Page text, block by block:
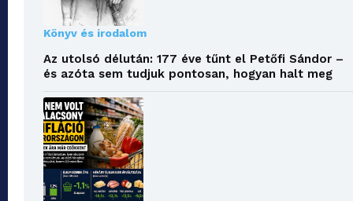
Könyv és irodalom
Az utolsó délután: 177 éve tűnt el Petőfi Sándor –
és azóta sem tudjuk pontosan, hogyan halt meg